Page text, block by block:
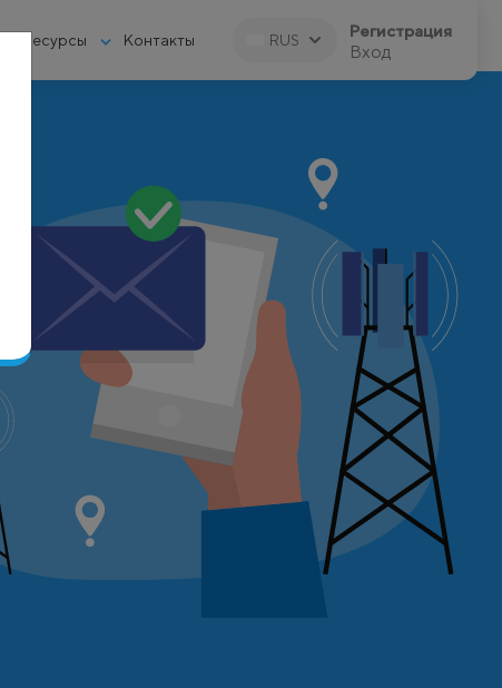
Ресурсы Контакты RUS Регистрация
Вход